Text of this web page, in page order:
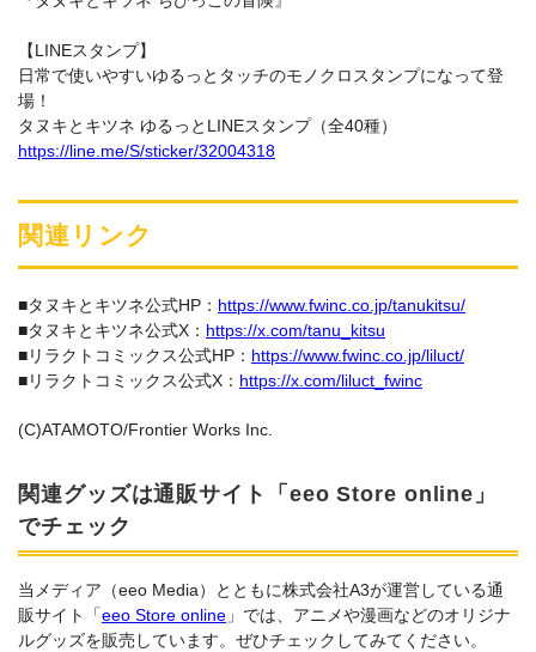
【LINEスタンプ】
日常で使いやすいゆるっとタッチのモノクロスタンプになって登
場！
タヌキとキツネ ゆるっとLINEスタンプ（全40種）
https://line.me/S/sticker/32004318
関連リンク
■タヌキとキツネ公式HP： https://www.fwinc.co.jp/tanukitsu/
■タヌキとキツネ公式X： https://x.com/tanu_kitsu
■リラクトコミックス公式HP： https://www.fwinc.co.jp/liluct/
■リラクトコミックス公式X： https://x.com/liluct_fwinc
(C)ATAMOTO/Frontier Works Inc.
関連グッズは通販サイト「eeo Store online」
でチェック
当メディア（eeo Media）とともに株式会社A3が運営している通
販サイト「eeo Store online 」では、アニメや漫画などのオリジナ
ルグッズを販売しています。ぜひチェックしてみてください。